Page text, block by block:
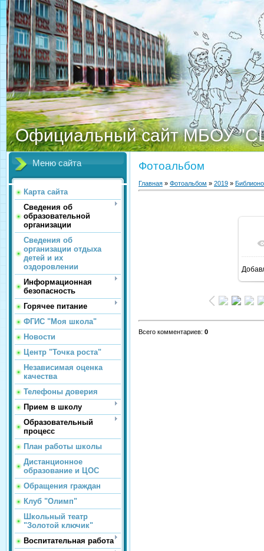
Официальный сайт МБОУ
Меню сайта
Карта сайта
Сведения об
образовательной
организации
Сведения об
организации отдыха
детей и их
оздоровлении
Информационная
безопасность
Горячее питание
ФГИС "Моя школа"
Новости
Центр "Точка роста"
Независимая оценка
качества
Телефоны доверия
Прием в школу
Образовательный
процесс
План работы школы
Дистанционное
образование и ЦОС
Обращения граждан
Клуб "Олимп"
Школьный театр
"Золотой ключик"
Воспитательная работа
Фотоальбом
Главная » Фотоальбом » 2019 »
Всего комментариев: 0